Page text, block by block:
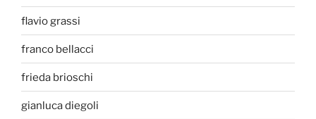
flavio grassi
franco bellacci
frieda brioschi
gianluca diegoli